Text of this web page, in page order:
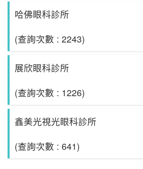
哈佛眼科診所
(查詢次數 : 2243)
展欣眼科診所
(查詢次數 : 1226)
鑫美光視光眼科診所
(查詢次數 : 641)